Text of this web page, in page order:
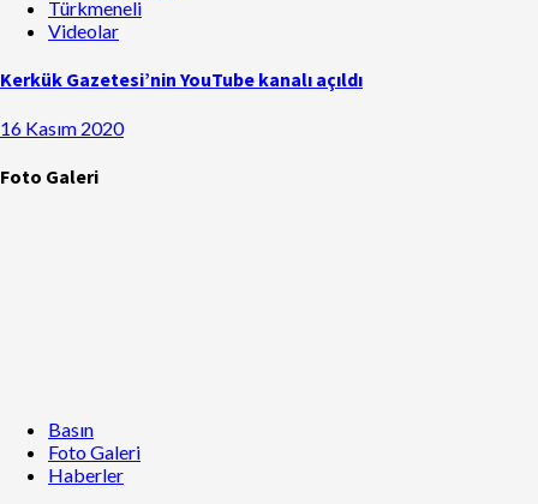
Türkmeneli
Videolar
Kerkük Gazetesi’nin YouTube kanalı açıldı
16 Kasım 2020
Foto Galeri
Basın
Foto Galeri
Haberler